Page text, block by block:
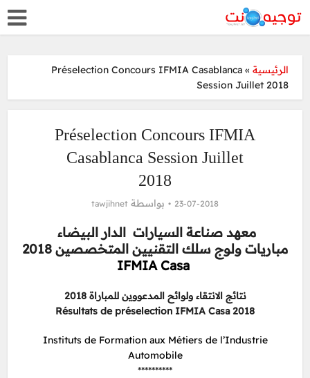
الرئيسية »
Préselection Concours IFMIA Casablanca
Session Juillet 2018
Préselection Concours IFMIA
Casablanca Session Juillet
2018
23-07-2018 بواسطة tawjihnet
معهد صناعة السيارات الدار البيضاء
مباريات ولوج سلك التقنيين المتخصصين 2018
IFMIA Casa
نتائج الانتقاء ولوائح المدعووين للمباراة 2018
Résultats de préselection IFMIA Casa 2018
Instituts de Formation aux Métiers de l’Industrie
Automobile
**********